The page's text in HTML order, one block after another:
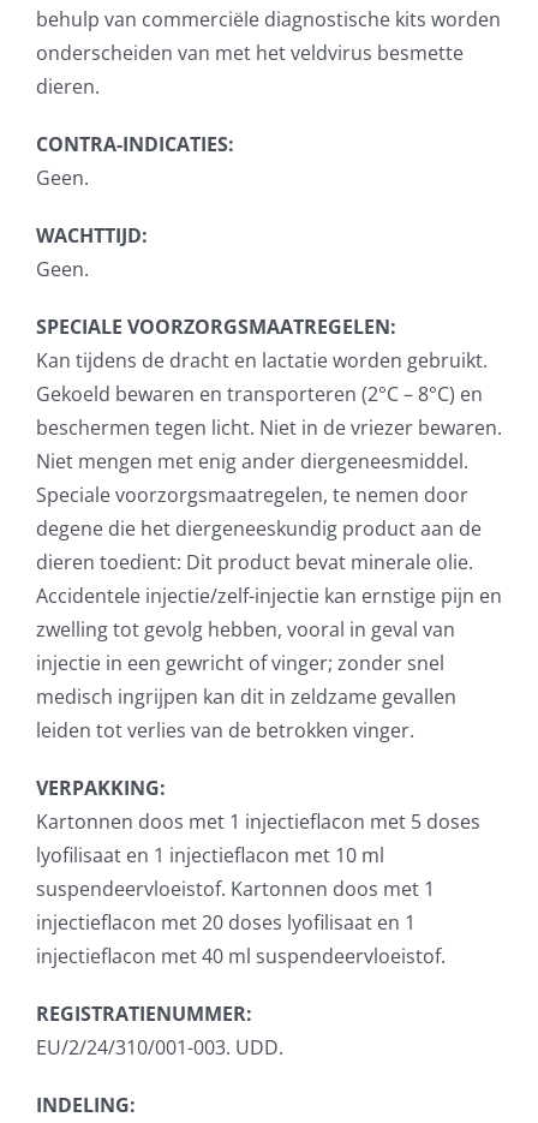
behulp van commerciële diagnostische kits worden
onderscheiden van met het veldvirus besmette
dieren.
CONTRA-INDICATIES:
Geen.
WACHTTIJD:
Geen.
SPECIALE VOORZORGSMAATREGELEN:
Kan tijdens de dracht en lactatie worden gebruikt.
Gekoeld bewaren en transporteren (2°C – 8°C) en
beschermen tegen licht. Niet in de vriezer bewaren.
Niet mengen met enig ander diergeneesmiddel.
Speciale voorzorgsmaatregelen, te nemen door
degene die het diergeneeskundig product aan de
dieren toedient: Dit product bevat minerale olie.
Accidentele injectie/zelf-injectie kan ernstige pijn en
zwelling tot gevolg hebben, vooral in geval van
injectie in een gewricht of vinger; zonder snel
medisch ingrijpen kan dit in zeldzame gevallen
leiden tot verlies van de betrokken vinger.
VERPAKKING:
Kartonnen doos met 1 injectieflacon met 5 doses
lyofilisaat en 1 injectieflacon met 10 ml
suspendeervloeistof. Kartonnen doos met 1
injectieflacon met 20 doses lyofilisaat en 1
injectieflacon met 40 ml suspendeervloeistof.
REGISTRATIENUMMER:
EU/2/24/310/001-003. UDD.
INDELING: